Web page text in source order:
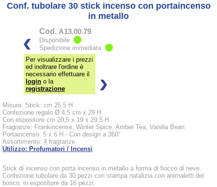
Conf. tubolare 30 stick incenso con portaincenso
in metallo
Cod. A13.00.79
Disponibile
Spedizione immediata
Per visualizzare i prezzi
ed inoltrare l'ordine è
necessario effettuare il
login o la
registrazione
Misure: Stick: cm 25,5 H
Confezione regalo Ø 4,5 cm x 29 H
Con espositore cm 20,5 x 19 x 29,5 H
Fragranze: Frankincense, Winter Spice, Amber Tea, Vanilla Bean
Portaincenso: 5 x 6 H - Con design a 360°
Assortimento: 4 fragranze
Utilizzo: Profumatori / Incensi
Stick di incenso con porta incenso in metallo a forma di fiocco di neve.
Confezione tubolare da 30 pezzi con stampa natalizia con animaletti del
bosco, in espositore da 16 pezzi.